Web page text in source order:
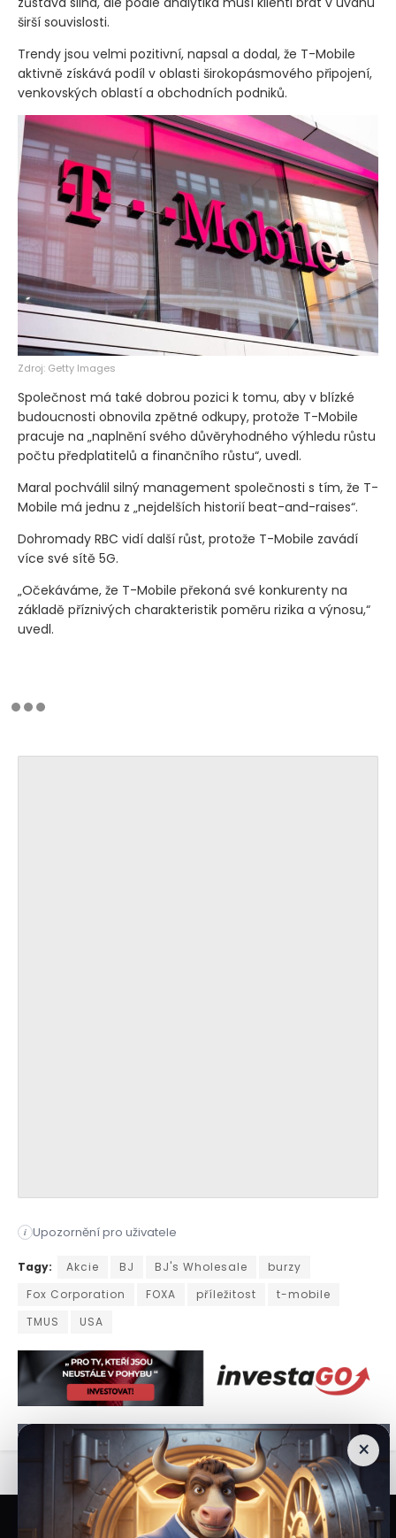
širší souvislosti.
Trendy jsou velmi pozitivní, napsal a dodal, že T-Mobile
aktivně získává podíl v oblasti širokopásmového připojení,
venkovských oblastí a obchodních podniků.
Zdroj: Getty Images
Společnost má také dobrou pozici k tomu, aby v blízké
budoucnosti obnovila zpětné odkupy, protože T-Mobile
pracuje na „naplnění svého důvěryhodného výhledu růstu
počtu předplatitelů a finančního růstu“, uvedl.
Maral pochválil silný management společnosti s tím, že T-
Mobile má jednu z „nejdelších historií beat-and-raises“.
Dohromady RBC vidí další růst, protože T-Mobile zavádí
více své sítě 5G.
„Očekáváme, že T-Mobile překoná své konkurenty na
základě příznivých charakteristik poměru rizika a výnosu,“
uvedl.
i Upozornění pro uživatele
Turbulence na trhu znervózňují mnoho investorů, ale
Tagy: Akcie BJ BJ's Wholesale
burzy
Fox Corporation
FOXA příležitost
t-mobile
TMUS
USA
×
Veškeré informace a materiály zveřejněné na internetových stránkách